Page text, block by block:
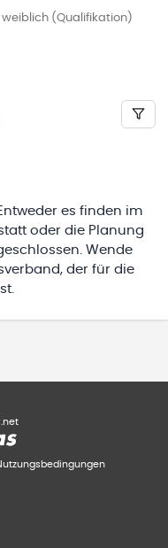
(Qualifikation)
es finden im
oder die Planung
Wende
der für die